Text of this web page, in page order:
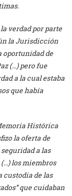
verdad por parte
la Jurisdicción
oportunidad de
(…) pero fue
a la cual estaba
que había
Histórica
la oferta de
a las
los miembros
custodia de las
que cuidaban